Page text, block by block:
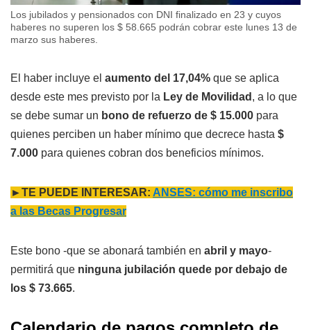
Los jubilados y pensionados con DNI finalizado en 23 y cuyos
haberes no superen los $ 58.665 podrán cobrar este lunes 13 de
marzo sus haberes.
El haber incluye el aumento del 17,04% que se aplica
desde este mes previsto por la Ley de Movilidad , a lo que
se debe sumar un bono de refuerzo de $ 15.000 para
quienes perciben un haber mínimo que decrece hasta $
7.000 para quienes cobran dos beneficios mínimos.
►TE PUEDE INTERESAR: ANSES: cómo me inscribo
a las Becas Progresar
Este bono -que se abonará también en abril y mayo-
permitirá que ninguna jubilación quede por debajo de
los $ 73.665.